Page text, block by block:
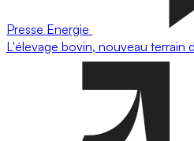
Presse Energie
L'élevage bovin, nouveau terrain